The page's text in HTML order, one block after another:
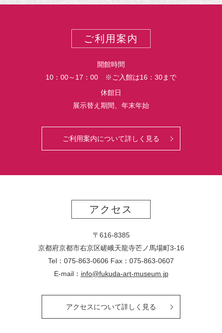
ご利用案内
開館時間
10：00～17：00 ※ご入館は16：30まで
休館日
展示替え期間、年末年始
ご利用案内について詳しく見る
アクセス
〒616-8385
京都府京都市右京区嵯峨天龍寺芒ノ馬場町3-16
Tel：075-863-0606 Fax：075-863-0607
E-mail： info@fukuda-art-museum.jp
アクセスについて詳しく見る